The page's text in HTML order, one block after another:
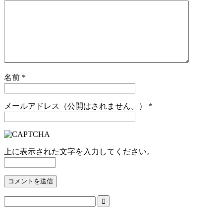
名前 *
メールアドレス（公開はされません。） *
上に表示された文字を入力してください。
